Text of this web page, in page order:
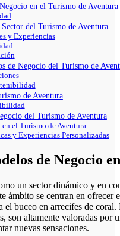
en el Turismo de Aventura
del Turismo de Aventura
y Experiencias
de Negocio del Turismo de
de Aventura
del Turismo de Aventura
el Turismo de Aventura
y Experiencias Personalizadas
de Negocio
ámbito se centran en ofrecer
el buceo en arrecifes de
son altamente valoradas por
nuevas sensaciones.